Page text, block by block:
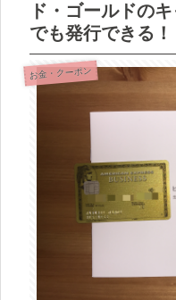
ド・ゴールドの
でも発行できる！
お金・クーポン